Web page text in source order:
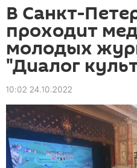
В Санкт-
проходит
молодых
"Диалог
10:02 24.10.2022